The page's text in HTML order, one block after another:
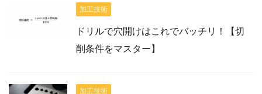
加工技術
ドリルで穴開けはこれでバッチリ！【切
削条件をマスター】
加工技術